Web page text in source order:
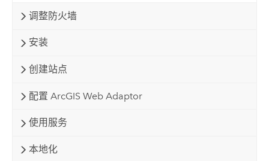
调整防火墙
安装
创建站点
配置 ArcGIS Web Adaptor
使用服务
本地化